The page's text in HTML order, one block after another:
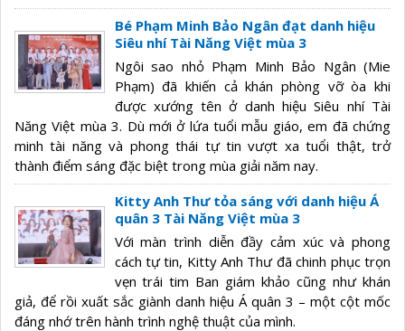
Bé Phạm Minh Bảo Ngân đạt danh hiệu
Siêu nhí Tài Năng Việt mùa 3
Ngôi sao nhỏ Phạm Minh Bảo Ngân (Mie
Phạm) đã khiến cả khán phòng vỡ òa khi
được xướng tên ở danh hiệu Siêu nhí Tài
Năng Việt mùa 3. Dù mới ở lứa tuổi mẫu giáo, em đã chứng
minh tài năng và phong thái tự tin vượt xa tuổi thật, trở
thành điểm sáng đặc biệt trong mùa giải năm nay.
Kitty Anh Thư tỏa sáng với danh hiệu Á
quân 3 Tài Năng Việt mùa 3
Với màn trình diễn đầy cảm xúc và phong
cách tự tin, Kitty Anh Thư đã chinh phục trọn
vẹn trái tim Ban giám khảo cũng như khán
giả, để rồi xuất sắc giành danh hiệu Á quân 3 – một cột mốc
đáng nhớ trên hành trình nghệ thuật của mình.